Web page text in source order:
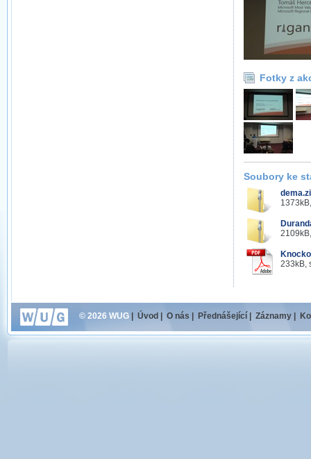
Fotky z
Soubory ke
233kB,
© 2026 WUG Úvod O nás Přednášející Záznamy